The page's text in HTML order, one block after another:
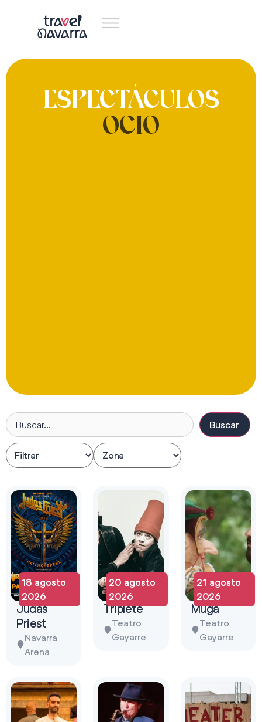
ESPECTÁCULOS
OCIO
Buscar
18 agosto
2026
Judas
Priest
Navarra
Arena
20 agosto
2026
Triplete
Teatro
Gayarre
21 agosto
2026
Muga
Teatro
Gayarre